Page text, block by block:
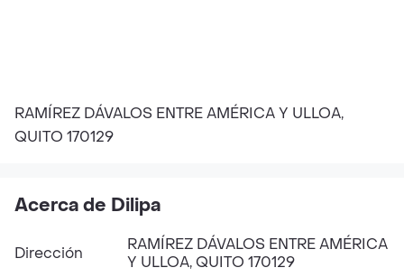
RAMÍREZ DÁVALOS ENTRE AMÉRICA Y ULLOA,
QUITO 170129
Acerca de Dilipa
Dirección
RAMÍREZ DÁVALOS ENTRE AMÉRICA
Y ULLOA, QUITO 170129